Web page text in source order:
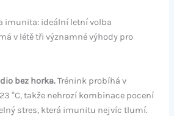
imunita: ideální letní volba
v létě tři významné výhody pro
bez horka.Trénink probíhá v
°C, takže nehrozí kombinace pocení
stres, která imunitu nejvíc tlumí.